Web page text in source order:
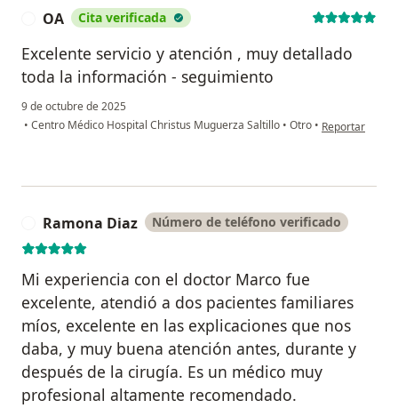
OA Cita verificada
Excelente servicio y atención , muy detallado
toda la información - seguimiento
9 de octubre de 2025
• Centro Médico Hospital Christus Muguerza Saltillo • Otro • en opinión del
Reportar
Ramona Diaz Número de teléfono verificado
Mi experiencia con el doctor Marco fue
excelente, atendió a dos pacientes familiares
míos, excelente en las explicaciones que nos
daba, y muy buena atención antes, durante y
después de la cirugía. Es un médico muy
profesional altamente recomendado.